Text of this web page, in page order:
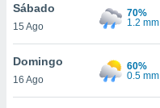
cookies
aceptar
Sábado
15 Ago
70%
1.2 mm
Domingo
16 Ago
60%
0.5 mm